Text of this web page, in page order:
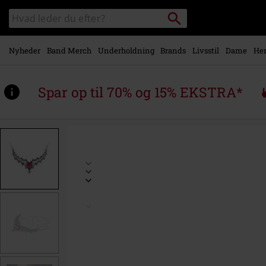
Gå til
hovedindhold
Søg
sortiment
Søg
Nyheder Band Merch Underholdning Brands Livsstil Dame
Spar op til 70% og 15% EKSTRA*
www.emp-